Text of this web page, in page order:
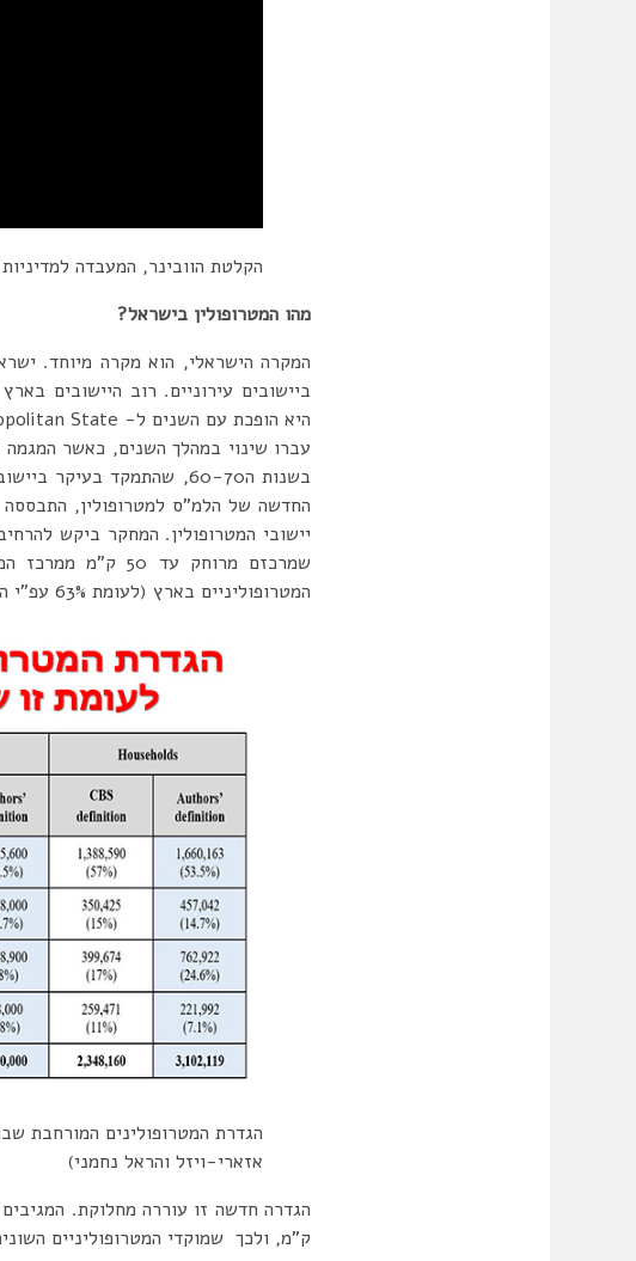
הקלטת הוובינר, המעבדה
מהו המטרופולין בישראל?
עברו שינוי במהלך השנים, כאשר המגמה
יישובי המטרופולין. המחקר ביקש
המטרופוליניים בארץ (לעומת 63% עפ”י ההגדרה המצומצמת יותר של הלמ”ס במפקד 2008).
הגדרת המטרופולינים המורחבת
אזארי-ויזל והראל נחמני)
ק”מ, ולכך שמוקדי המטרופוליניים